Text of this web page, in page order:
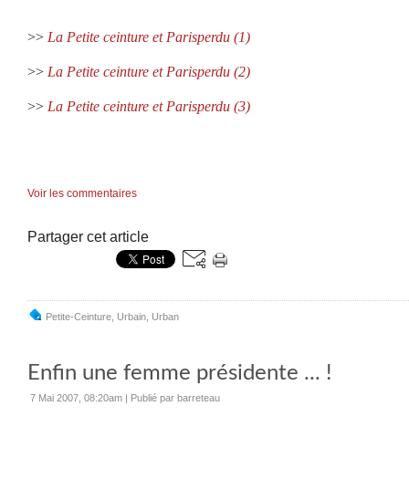
>> La Petite ceinture et Parisperdu (1)
>> La Petite ceinture et Parisperdu (2)
>> La Petite ceinture et Parisperdu (3)
Voir les commentaires
Partager cet article
Petite-Ceinture Urbain Urban
Enfin une femme présidente ... !
7 Mai 2007, 08:20am | Publié par barreteau